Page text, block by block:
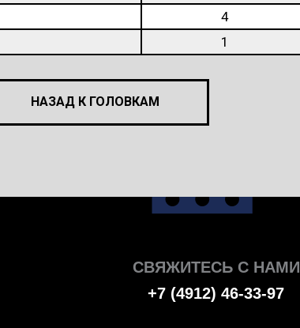
4
1
НАЗАД К ГОЛОВКАМ
СВЯЖИТЕСЬ С НАМИ
+7 (4912) 46-33-97